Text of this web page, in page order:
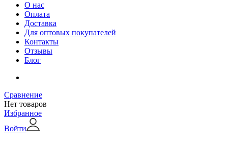
О нас
Оплата
Доставка
Для оптовых покупателей
Контакты
Отзывы
Блог
Сравнение
Нет товаров
Избранное
Войти